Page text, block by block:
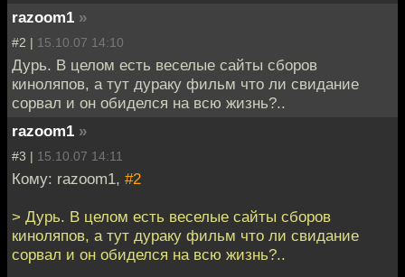
razoom1 »
#2 | 15.10.07 14:10
Дурь. В целом есть веселые сайты сборов
киноляпов, а тут дураку фильм что ли свидание
сорвал и он обиделся на всю жизнь?..
razoom1 »
#3 | 15.10.07 14:11
Кому: razoom1, #2
> Дурь. В целом есть веселые сайты сборов
киноляпов, а тут дураку фильм что ли свидание
сорвал и он обиделся на всю жизнь?..